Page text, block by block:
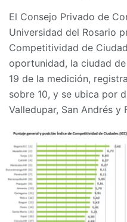
El Consejo Privado de
Universidad del Rosario
Competitividad de
oportunidad, la ciudad
19 de la medición,
sobre 10, y se ubica por
Valledupar, San Andrés y